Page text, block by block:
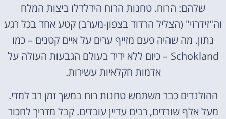
שלהם: הרוח. טחנות הרוח הידלדלו ביצות המלח
וה"זידרזי" (הצליל הרדוד בצפון-מערב) קטע אחד בכל רגע
נתון. מה שהיה פעם מזייף ערים על איים קטנים – כמו
Schokland – כיום ללא ידיד בעולם הגבעות העולה על
אדמות חקלאיות עשירות.
ההולנדים כבר משתמש טחנות רוח במשך זמן רב למדי.
מעל אלף שורדים, רבים עדיין עובדים. קבל מדריך לחכור